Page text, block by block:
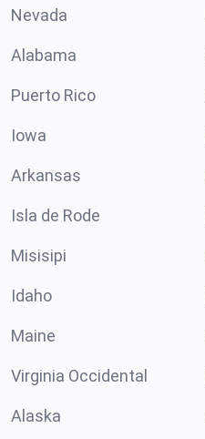
Nevada
Alabama
Puerto Rico
Iowa
Arkansas
Isla de Rode
Misisipi
Idaho
Maine
Virginia Occidental
Alaska